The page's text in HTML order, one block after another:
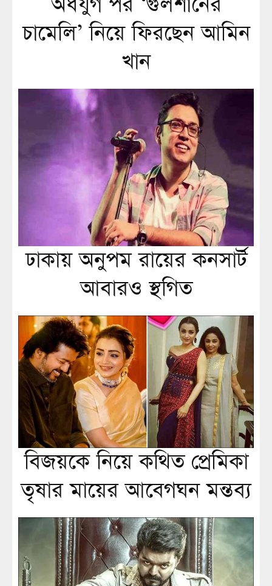
চামেলি’ নিয়ে ফিরছেন আমিন
খান
ঢাকায় অনুপম রায়ের কনসার্ট
আবারও স্থগিত
বিজয়কে নিয়ে কথিত প্রেমিকা
তৃষার মায়ের আবেগঘন মন্তব্য